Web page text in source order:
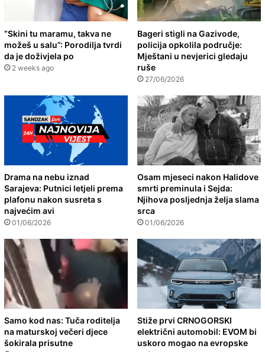
“Skini tu maramu, takva ne
možeš u salu”: Porodilja tvrdi
da je doživjela po
2 weeks ago
Bageri stigli na Gazivode,
policija opkolila područje:
Mještani u nevjerici gledaju
ruše
27/06/2026
Drama na nebu iznad
Sarajeva: Putnici letjeli prema
plafonu nakon susreta s
najvećim avi
01/06/2026
Osam mjeseci nakon Halidove
smrti preminula i Sejda:
Njihova posljednja želja slama
srca
01/06/2026
Samo kod nas: Tuča roditelja
na maturskoj večeri djece
šokirala prisutne
Stiže prvi CRNOGORSKI
električni automobil: EVOM bi
uskoro mogao na evropske